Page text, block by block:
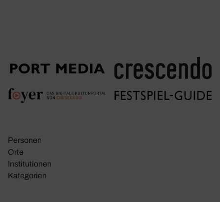
Personen
Orte
Insti­tu­tionen
Kate­go­rien